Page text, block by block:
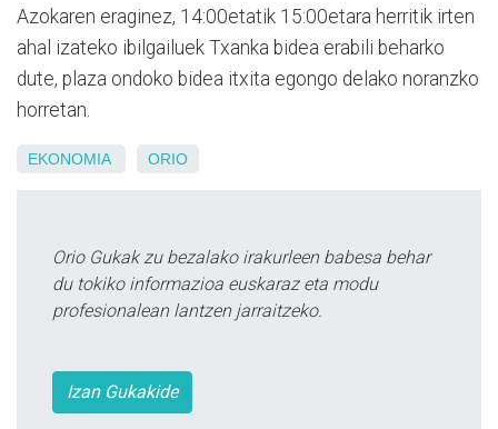
Azokaren eraginez, 14:00etatik 15:00etara herritik irten
ahal izateko ibilgailuek Txanka bidea erabili beharko
dute, plaza ondoko bidea itxita egongo delako noranzko
horretan.
EKONOMIA ORIO
Orio Gukak zu bezalako irakurleen babesa behar
du tokiko informazioa euskaraz eta modu
profesionalean lantzen jarraitzeko.
Izan Gukakide